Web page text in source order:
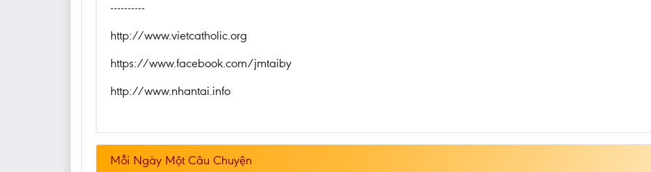
----------
http://www.vietcatholic.org
https://www.facebook.com/jmtaiby
http://www.nhantai.info
Mỗi Ngày Một Câu Chuyện